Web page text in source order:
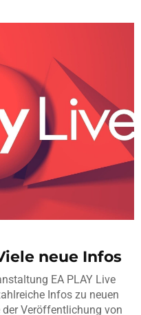
neue Infos
EA PLAY Live
Infos zu neuen
der Veröffentlichung von